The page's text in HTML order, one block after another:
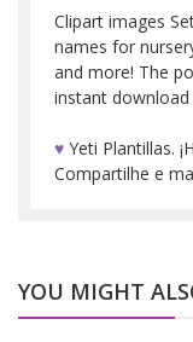
Clipart images
names for
and more! The
instant download
♥ Yeti Plantillas.
Compartilhe e
YOU MIGHT